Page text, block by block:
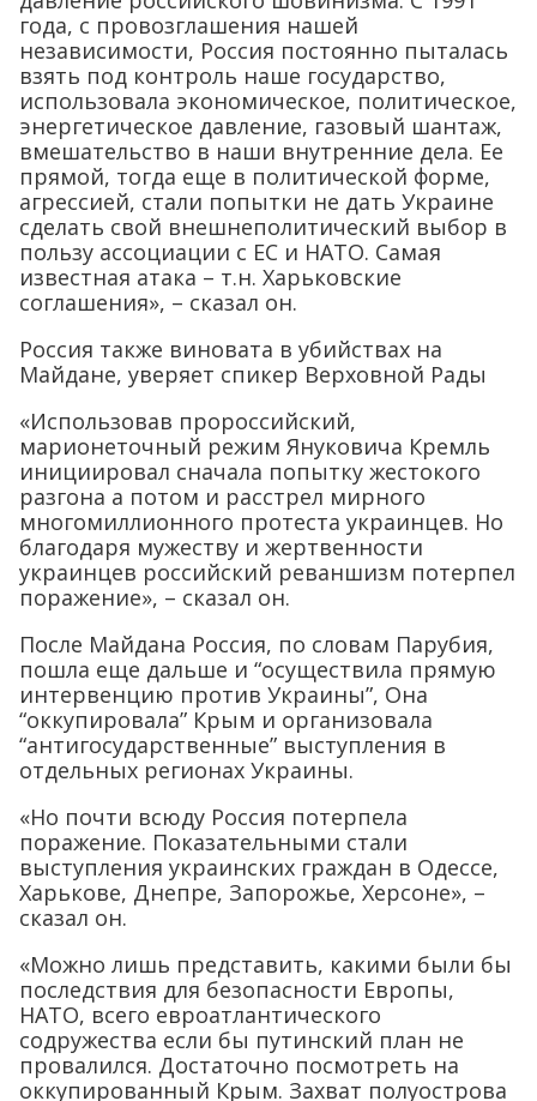
года, с провозглашения нашей
независимости, Россия постоянно пыталась
взять под контроль наше государство,
использовала экономическое, политическое,
энергетическое давление, газовый шантаж,
вмешательство в наши внутренние дела. Ее
прямой, тогда еще в политической форме,
агрессией, стали попытки не дать Украине
сделать свой внешнеполитический выбор в
пользу ассоциации с ЕС и НАТО. Самая
известная атака – т.н. Харьковские
соглашения», – сказал он.
Россия также виновата в убийствах на
Майдане, уверяет спикер Верховной Рады
«Использовав пророссийский,
марионеточный режим Януковича Кремль
инициировал сначала попытку жестокого
разгона а потом и расстрел мирного
многомиллионного протеста украинцев. Но
благодаря мужеству и жертвенности
украинцев российский реваншизм потерпел
поражение», – сказал он.
После Майдана Россия, по словам Парубия,
пошла еще дальше и “осуществила прямую
интервенцию против Украины”, Она
“оккупировала” Крым и организовала
“антигосударственные” выступления в
отдельных регионах Украины.
«Но почти всюду Россия потерпела
поражение. Показательными стали
выступления украинских граждан в Одессе,
Харькове, Днепре, Запорожье, Херсоне», –
сказал он.
«Можно лишь представить, какими были бы
последствия для безопасности Европы,
НАТО, всего евроатлантического
содружества если бы путинский план не
провалился. Достаточно посмотреть на
оккупированный Крым. Захват полуострова